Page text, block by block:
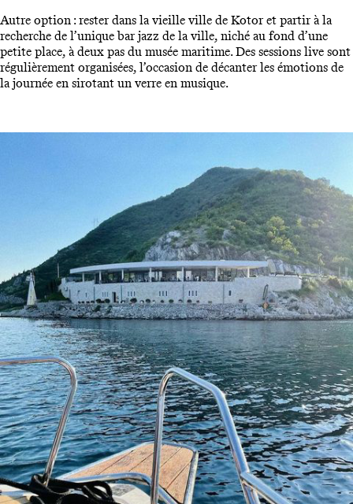
Autre option : rester dans la vieille ville de Kotor et partir à la
recherche de l’unique bar jazz de la ville, niché au fond d’une
petite place, à deux pas du musée maritime. Des sessions live sont
régulièrement organisées, l’occasion de décanter les émotions de
la journée en sirotant un verre en musique.